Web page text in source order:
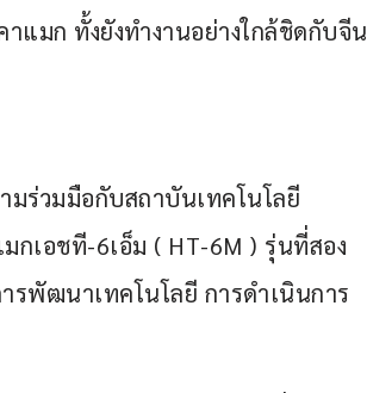
แมก ทั้งยังทำงานอย่างใกล้ชิดกับจีน
ร่วมมือกับสถาบันเทคโนโลยี
เอชที-6เอ็ม ( HT-6M ) รุ่นที่สอง
พัฒนาเทคโนโลยี การดำเนินการ